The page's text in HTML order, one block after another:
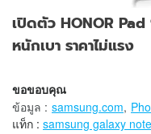
เปิดตัว HONOR
หนักเบา ราคาไม่แรง
ขอขอบคุณ
ข้อมูล : samsung.com,
แท็ก : samsung galaxy